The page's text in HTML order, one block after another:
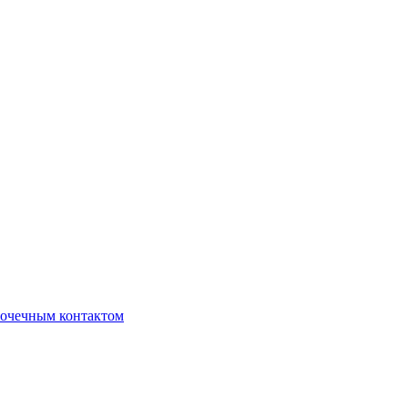
контактом